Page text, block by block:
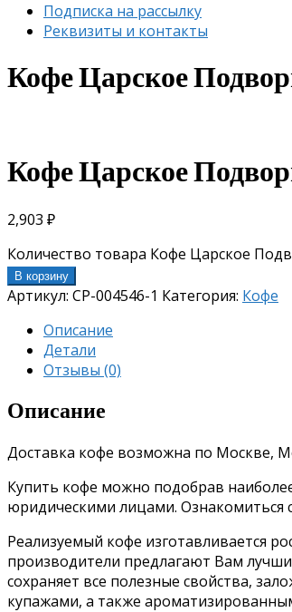
Подписка на рассылку
Реквизиты и контакты
Кофе Царское
Кофе Царское
2,903 ₽
Количество товара Кофе Царское
В корзину
Артикул: CP-004546-1 Категория: Кофе
Описание
Детали
Отзывы (0)
Описание
Доставка кофе возможна по Москве,
Купить кофе можно подобрав
юридическими лицами. Ознакомиться
Реализуемый кофе изготавливается
производители предлагают Вам
сохраняет все полезные свойства,
купажами, а также